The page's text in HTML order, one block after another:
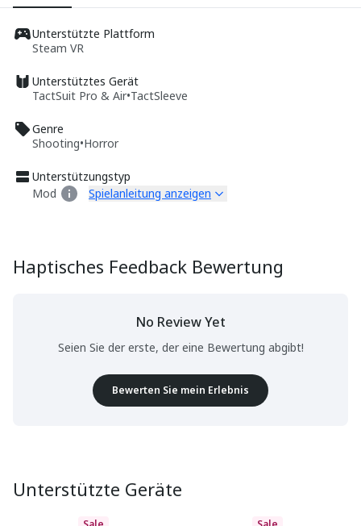
Unterstützte Plattform
Steam VR
Unterstütztes Gerät
TactSuit Pro & Air•TactSleeve
Genre
Shooting•Horror
Unterstützungstyp
Mod
Spielanleitung anzeigen
Haptisches Feedback Bewertung
No Review Yet
Seien Sie der erste, der eine Bewertung abgibt!
Bewerten Sie mein Erlebnis
Unterstützte Geräte